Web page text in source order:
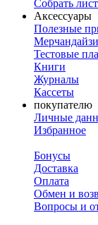
Собрать
Аксессуары
Полезные
Тестовые
Книги
Журналы
Кассеты
покупателю
Личные
Избранное
Бонусы
Доставка
Оплата
Обмен и
Вопросы и